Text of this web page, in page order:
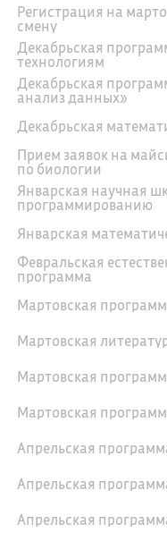
Регистрация на
смену
Декабрьская
технологиям
Декабрьская
анализ данных»
Декабрьская
Прием заявок на
по биологии
Январская научная
программированию
Январская
Февральская
программа
Мартовская
Мартовская
Мартовская
Мартовская
Апрельская
Апрельская
Апрельская